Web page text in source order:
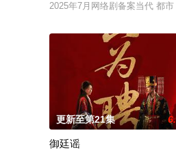
2025年7月网络剧备案当代 都
更新至第21集
御廷谣